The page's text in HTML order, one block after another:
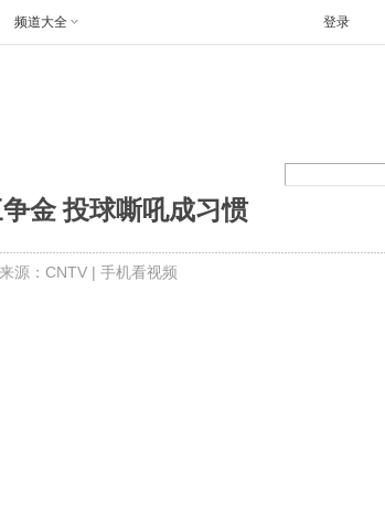
频道大全 登录
金 投球嘶吼成习惯
源：CNTV | 手机看视频